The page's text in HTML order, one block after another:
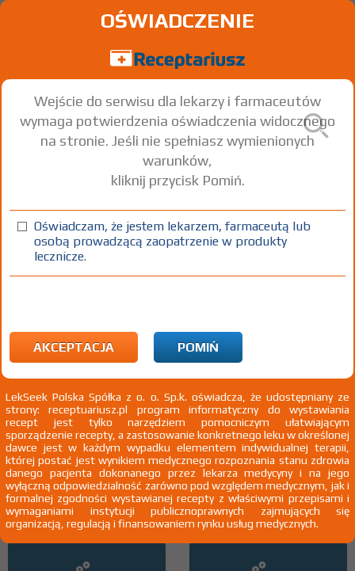
ZypAdhera
Olanzapine
inj. [prosz.+ rozp.
do przyg. zaw.]
300
1 fiol. prosz. 0,3 g+
1)
Schizofrenia u dorosłych pacjentów, u których uzyskano
odpowiednią stabilizację podczas leczenia olanzapiną w postaci
doustnej, w przypadku nawrotu objawów psychotycznych w wyniku
udokumentowanego, uporczywego braku współpracy chorego
Wszystkie dawki leku ATC
OŚWIADCZENIE
Wejście do serwisu dla lekarzy i farmaceutów
wymaga potwierdzenia oświadczenia widocznego
na stronie. Jeśli nie spełniasz wymienionych
warunków,
kliknij przycisk Pomiń.
Oświadczam, że jestem lekarzem, farmaceutą lub
osobą prowadzącą zaopatrzenie w produkty
lecznicze.
AKCEPTACJA POMIŃ
LekSeek Polska Spółka z o. o. Sp.k. oświadcza, że udostępniany ze
strony: receptuariusz.pl program informatyczny do wystawiania
recept jest tylko narzędziem pomocniczym ułatwiającym
sporządzenie recepty, a zastosowanie konkretnego leku w określonej
dawce jest w każdym wypadku elementem indywidualnej terapii,
której postać jest wynikiem medycznego rozpoznania stanu zdrowia
danego pacjenta dokonanego przez lekarza medycyny i na jego
wyłączną odpowiedzialność zarówno pod względem medycznym, jak i
formalnej zgodności wystawianej recepty z właściwymi przepisami i
wymaganiami instytucji publicznoprawnych zajmujących się
organizacją, regulacją i finansowaniem rynku usług medycznych.